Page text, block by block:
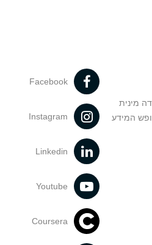
מינית
המידע
Facebook
Instagram
Linkedin
Youtube
Coursera